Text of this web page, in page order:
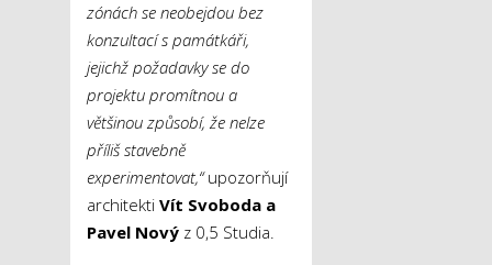
zónách se neobejdou bez
konzultací s památkáři,
jejichž požadavky se do
projektu promítnou a
většinou způsobí, že nelze
příliš stavebně
experimentovat,“upozorňují
architekti Vít Svoboda a
Pavel Nový z 0,5 Studia.